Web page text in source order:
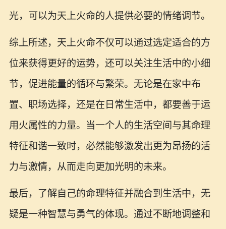
光，可以为天上火命的人提供必要的情绪调节。
综上所述，天上火命不仅可以通过选定适合的方
位来获得更好的运势，还可以关注生活中的小细
节，促进能量的循环与繁荣。无论是在家中布
置、职场选择，还是在日常生活中，都要善于运
用火属性的力量。当一个人的生活空间与其命理
特征和谐一致时，必然能够激发出更为昂扬的活
力与激情，从而走向更加光明的未来。
最后，了解自己的命理特征并融合到生活中，无
疑是一种智慧与勇气的体现。通过不断地调整和